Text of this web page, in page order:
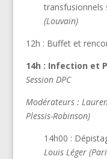
transfusionnels
(Louvain)
12h : Buffet et
14h : Infection et
Session DPC
Modérateurs :
Plessis-Robinson)
14h00 :
Louis Léger